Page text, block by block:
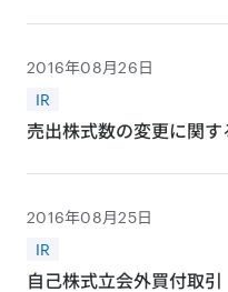
2016年08月26日
IR
売出株式数の変更に関す
2016年08月25日
IR
自己株式立会外買付取